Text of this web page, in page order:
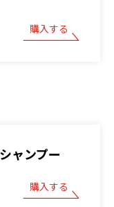
購入する
ャンプー
購入する